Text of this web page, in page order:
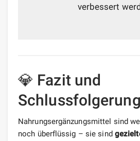
verbessert
💎 Fazit und
Schlussfolgerung
Nahrungsergänzungsmittel sind
noch überflüssig – sie sind